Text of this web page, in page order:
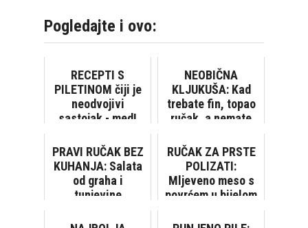
Pogledajte i ovo:
RECEPTI S
PILETINOM čiji je
neodvojivi
sastojak - med!
NEOBIČNA
KLJUKUŠA: Kad
trebate fin, topao
ručak, a nemate
PRAVI RUČAK BEZ
KUHANJA: Salata
od graha i
tunjevine
RUČAK ZA PRSTE
POLIZATI:
Mljeveno meso s
povrćem u bijelom